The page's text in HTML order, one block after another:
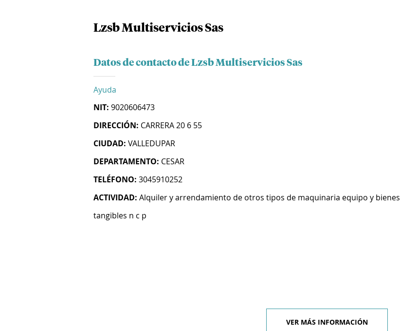
Lzsb Multiservicios Sas
Datos de contacto de Lzsb Multiservicios Sas
Ayuda
NIT: 9020606473
DIRECCIÓN: CARRERA 20 6 55
CIUDAD: VALLEDUPAR
DEPARTAMENTO: CESAR
TELÉFONO: 3045910252
ACTIVIDAD: Alquiler y arrendamiento de otros tipos de maquinaria equipo y bienes
tangibles n c p
VER MÁS INFORMACIÓN